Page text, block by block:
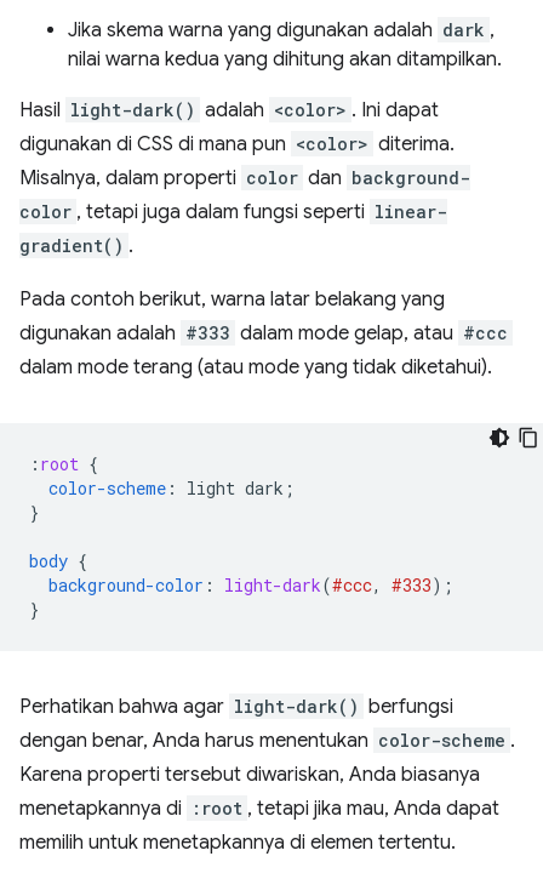
Jika skema warna yang digunakan adalah dark ,
nilai warna kedua yang dihitung akan ditampilkan.
Hasil light-dark() adalah <color> . Ini dapat
digunakan di CSS di mana pun <color> diterima.
Misalnya, dalam properti color dan background-
color , tetapi juga dalam fungsi seperti linear-
gradient() .
Pada contoh berikut, warna latar belakang yang
digunakan adalah #333 dalam mode gelap, atau #ccc
dalam mode terang (atau mode yang tidak diketahui).
: root {
color-scheme : light dark ;
}
body {
background-color : light-dark(#ccc, #333);
}
Perhatikan bahwa agar light-dark() berfungsi
dengan benar, Anda harus menentukan color-scheme .
Karena properti tersebut diwariskan, Anda biasanya
menetapkannya di
:root , tetapi jika mau, Anda dapat
memilih untuk menetapkannya di elemen tertentu.